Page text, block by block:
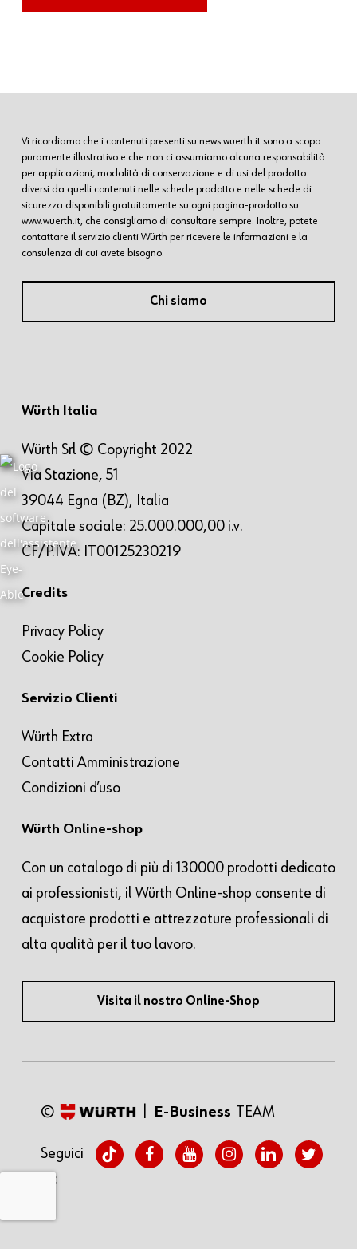
Vi ricordiamo che i contenuti presenti su news.wuerth.it sono a scopo
puramente illustrativo e che non ci assumiamo alcuna responsabilità
per applicazioni, modalità di conservazione e di usi del prodotto
diversi da quelli contenuti nelle schede prodotto e nelle schede di
sicurezza disponibili gratuitamente su ogni pagina-prodotto su
www.wuerth.it, che consigliamo di consultare sempre. Inoltre, potete
contattare il servizio clienti Würth per ricevere le informazioni e la
consulenza di cui avete bisogno.
Chi siamo
Würth Italia
Würth Srl © Copyright 2022
Via Stazione, 51
39044 Egna (BZ), Italia
Capitale sociale: 25.000.000,00 i.v.
CF/P.IVA: IT00125230219
Credits
Privacy Policy
Cookie Policy
Servizio Clienti
Würth Extra
Contatti Amministrazione
Condizioni d’uso
Würth Online-shop
Con un catalogo di più di 130000 prodotti dedicato
ai professionisti, il Würth Online-shop consente di
acquistare prodotti e attrezzature professionali di
alta qualità per il tuo lavoro.
Visita il nostro Online-Shop
© E-Business TEAM
twitter
facebook linkedin
youtubeinstagram
tiktok